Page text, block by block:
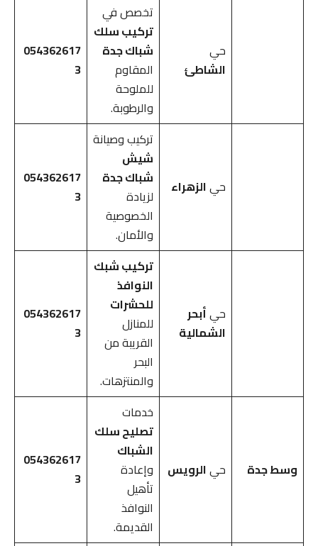
حي
الشاطئ
تخصص في
تركيب سلك
شباك جدة
المقاوم
للملوحة
والرطوبة.
054362617
3
حيالزهراء
تركيب وصيانة
شيش
شباك جدة
لزيادة
الخصوصية
والأمان.
054362617
3
حيأبحر
الشمالية
تركيب شبك
النوافذ
للحشرات
للمنازل
القريبة من
البحر
والمنتزهات.
054362617
3
وسط جدة حيالرويس
خدمات
تصليح سلك
الشباك
وإعادة
تأهيل
النوافذ
القديمة.
054362617
3